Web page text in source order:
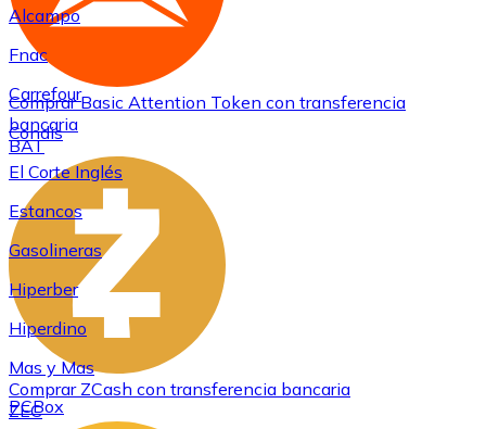
ComprarBasic Attention Token con transferencia
bancaria
BAT
Comprar ZCash con transferencia bancaria
ZEC
Alcampo
Fnac
Carrefour
Condis
El Corte Inglés
Estancos
Gasolineras
Hiperber
Hiperdino
Mas y Mas
PCBox